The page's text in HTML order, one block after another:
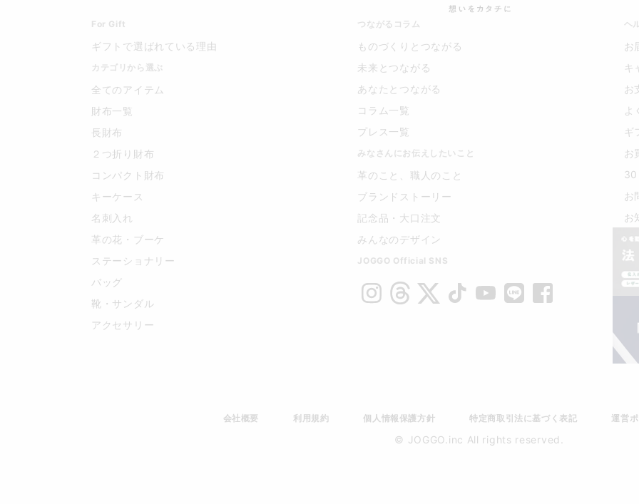
For Gift
ギフトで選ばれている理由
カテゴリから選ぶ
全てのアイテム
財布一覧
長財布
２つ折り財布
コンパクト財布
キーケース
名刺入れ
革の花・ブーケ
ステーショナリー
バッグ
靴・サンダル
アクセサリー
つながるコラム
ものづくりとつながる
未来とつながる
あなたとつながる
コラム一覧
プレス一覧
みなさんにお伝えしたいこと
革のこと、職人のこと
ブランドストーリー
記念品・大口注文
みんなのデザイン
JOGGO Official SNS
ヘ
お
キ
お
よ
ギ
お
30
お
お
会社概要 利用規約 個人情報保護方針 特定商取引法に基づく表記 運営
© JOGGO.inc All rights reserved.